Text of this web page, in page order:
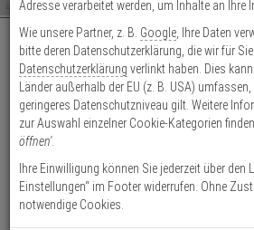
Bitte
geben
Sie
mindestens
Zeichen
ein,
um
Suche
Es
wurde
noch
Kategorien
Suche
gestartet
3. Wählen Sie Ihre Module.
Folgende Module stehen zur Auswahl:
Tastenfeldmodul
Abdeckplatte für Modulplätze
Anzeigemodul
Hinweis-/ Informationsmodul
Adresse verarbeitet werden, um Inhalte an Ihre
Wie unsere Partner, z. B. Google , Ihre Daten
bitte deren Datenschutzerklärung, die wir für
Datenschutzerklärung verlinkt haben. Dies
Länder außerhalb der EU (z. B. USA)
geringeres Datenschutzniveau gilt. Weitere
zur Auswahl einzelner Cookie-Kategorien
öffnen'.
Ihre Einwilligung können Sie jederzeit über den
Einstellungen“ im Footer widerrufen. Ohne
notwendige Cookies.